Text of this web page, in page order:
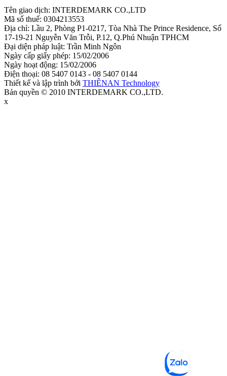
Tên giao dịch: INTERDEMARK CO.,LTD
Mã số thuế: 0304213553
Địa chỉ: Lầu 2, Phòng P1-0217, Tòa Nhà The Prince Residence, Số
17-19-21 Nguyễn Văn Trỗi, P.12, Q.Phú Nhuận TPHCM
Đại diện pháp luật: Trần Minh Ngôn
Ngày cấp giấy phép: 15/02/2006
Ngày hoạt động: 15/02/2006
Điện thoại: 08 5407 0143 - 08 5407 0144
Thiết kế và lập trình bởi THIÊNAN Technology
Bản quyền © 2010 INTERDEMARK CO.,LTD.
x